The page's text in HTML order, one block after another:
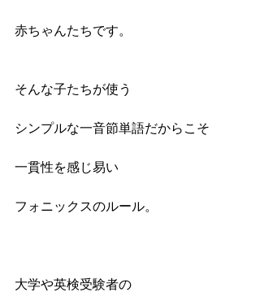
赤ちゃんたちです。
そんな子たちが使う
シンプルな一音節単語だからこそ
一貫性を感じ易い
フォニックスのルール。
大学や英検受験者の